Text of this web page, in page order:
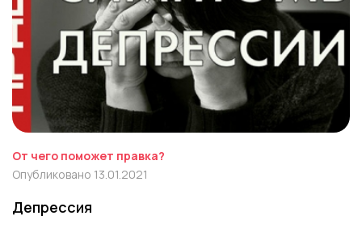
От чего поможет правка?
Опубликовано 13.01.2021
Депрессия